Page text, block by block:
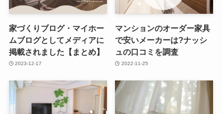
家づくりブログ・マイホー
ムブログとしてメディアに
掲載されました【まとめ】
2023-12-17
マンションのオーダー家具
で安いメーカーは?ナッシ
ュの口コミを調査
2022-11-25